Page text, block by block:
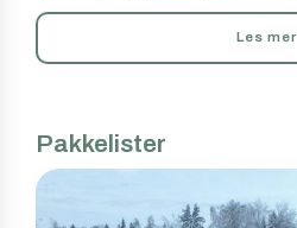
Les mer
Pakkelister